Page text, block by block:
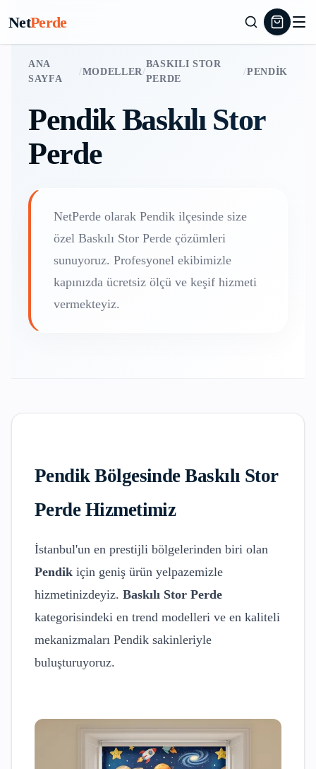
NetPerde
ANA
SAYFA
/MODELLER/
BASKILI STOR
PERDE
/PENDIK
Pendik Baskılı Stor
Perde
NetPerde olarak Pendik ilçesinde size
özel Baskılı Stor Perde çözümleri
sunuyoruz. Profesyonel ekibimizle
kapınızda ücretsiz ölçü ve keşif hizmeti
vermekteyiz.
PendikBölgesindeBaskılı Stor
PerdeHizmetimiz
İstanbul'un en prestijli bölgelerinden biri olan
Pendik için geniş ürün yelpazemizle
hizmetinizdeyiz. Baskılı Stor Perde
kategorisindeki en trend modelleri ve en kaliteli
mekanizmaları Pendik sakinleriyle
buluşturuyoruz.